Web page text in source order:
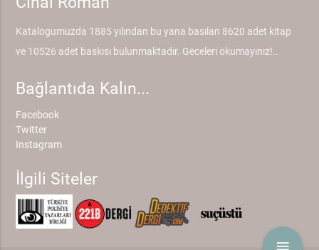
menu
Katalogumuzda 1885 yılından bu yana basılan 8620 adet kitap
ve 10526 adet baskısı bulunmaktadır. Geceleri okumayınız!..
Bağlantıda Kalın...
Facebook
Twitter
Instagram
İlgili Siteler